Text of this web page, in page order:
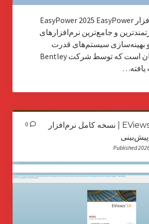
معرفی نرم‌افزار EasyPower 2025 EasyPower
قدرتمندترین و جامع‌ترین نرم‌افزارهای
بهینه‌سازی سیستم‌های قدرت
الکتریکی در جهان است که توسط شرکت Bentley
EViews 14.0.0 Crack | نسخه کامل نرم‌افزار
Published
0